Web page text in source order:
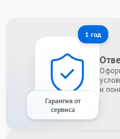
1 год
Гарантия от
сервиса
и